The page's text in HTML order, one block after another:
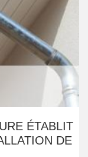
ÉTABLIT
DE